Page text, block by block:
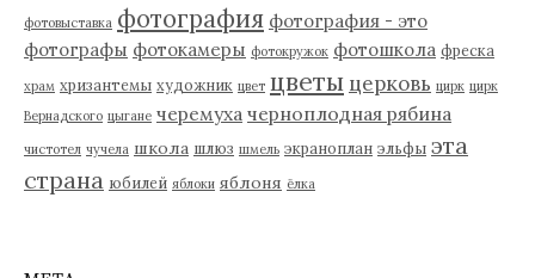
фотовыставка фотография фотография - это
фотографы фотокамеры фотокружок фотошкола фреска
храм хризантемы художник цвет цветы церковь цирк цирк
Вернадского цыгане черемуха черноплодная рябина
чистотел чучела школа шлюз шмель экраноплан эльфы эта
страна юбилей яблоки яблоня ёлка